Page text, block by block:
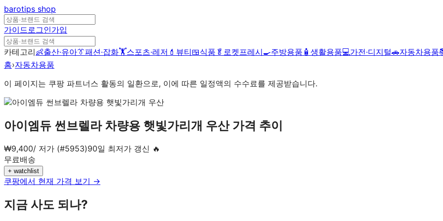
barotips shop
가이드로그인가입
카테고리👶출산·유아👔패션·잡화🏋️스포츠·레저 💄 뷰티🍱식품 🥬 로켓프레시🍳주방용품 🧴 생활용품💻가전·디지털🚗자동차용품
홈›자동차용품
이 페이지는 쿠팡 파트너스 활동의 일환으로, 이에 따른 일정액의 수수료를 제공받습니다.
아이엠듀 썬브렐라 차량용 햇빛가리개 우산가격 추이
₩9,400/ 저가 (#5953)90일 최저가 갱신 🔥
무료배송
+ watchlist
쿠팡에서 현재 가격 보기 →
지금 사도 되나?